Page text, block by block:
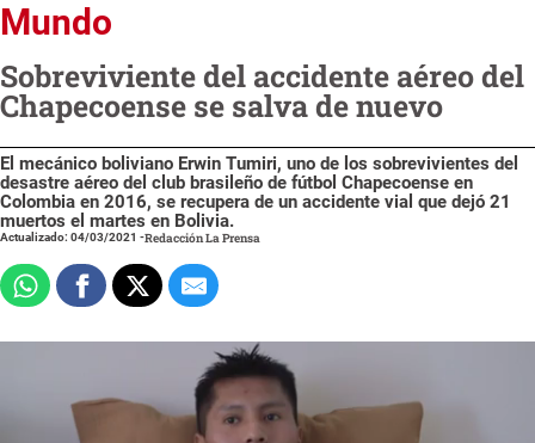
Mundo
Sobreviviente del accidente aéreo del
Chapecoense se salva de nuevo
El mecánico boliviano Erwin Tumiri, uno de los sobrevivientes del
desastre aéreo del club brasileño de fútbol Chapecoense en
Colombia en 2016, se recupera de un accidente vial que dejó 21
muertos el martes en Bolivia.
Actualizado: 04/03/2021 -Redacción La Prensa